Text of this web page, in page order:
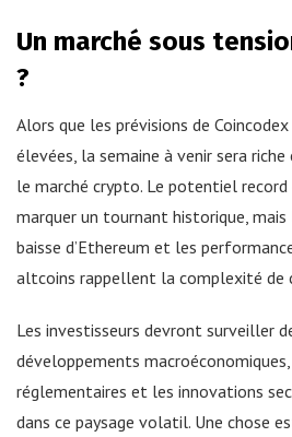
Un marché sous
?
Alors que les prévisions de
élevées, la semaine à venir sera
le marché crypto. Le potentiel
marquer un tournant historique,
baisse d’Ethereum et les
altcoins rappellent la complexité de
Les investisseurs devront surveiller
développements
réglementaires et les innovations
dans ce paysage volatil. Une chose